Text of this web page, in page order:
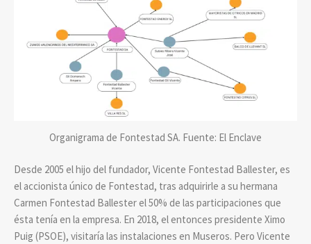
Organigrama de Fontestad SA. Fuente: El Enclave
Desde 2005 el hijo del fundador, Vicente Fontestad Ballester, es
el accionista único de Fontestad, tras adquirirle a su hermana
Carmen Fontestad Ballester el 50% de las participaciones que
ésta tenía en la empresa. En 2018, el entonces presidente Ximo
Puig (PSOE), visitaría las instalaciones en Museros. Pero Vicente